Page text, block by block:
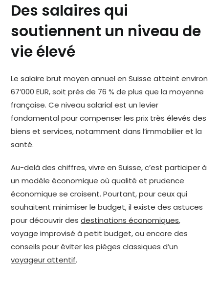
Des salaires qui
soutiennent un niveau de
vie élevé
Le salaire brut moyen annuel en Suisse atteint environ
67’000 EUR, soit près de 76 % de plus que la moyenne
française. Ce niveau salarial est un levier
fondamental pour compenser les prix très élevés des
biens et services, notamment dans l’immobilier et la
santé.
Au-delà des chiffres, vivre en Suisse, c’est participer à
un modèle économique où qualité et prudence
économique se croisent. Pourtant, pour ceux qui
souhaitent minimiser le budget, il existe des astuces
pour découvrir desdestinations économiques,
voyage improvisé à petit budget, ou encore des
conseils pour éviter les pièges classiquesd’un
voyageur attentif.